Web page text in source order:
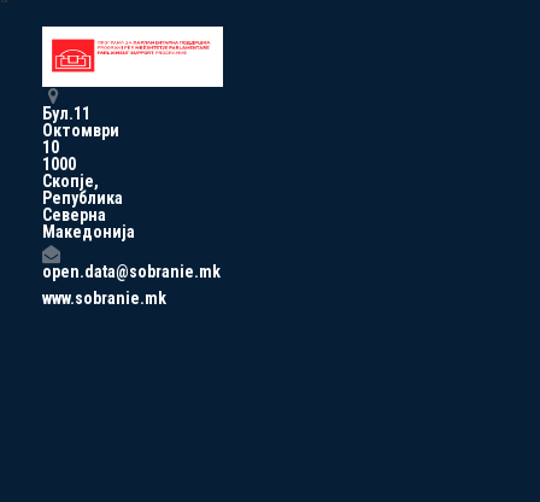
Бул.11
Октомври
10
1000
Скопје,
Република
Северна
Македонија
open.data@sobranie.mk
www.sobranie.mk